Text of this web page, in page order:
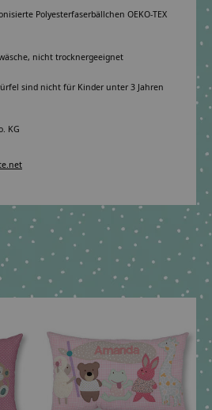
Polyesterfaserbällchen OEKO-TEX
nicht trocknergeeignet
sind nicht für Kinder unter 3 Jahren
KG